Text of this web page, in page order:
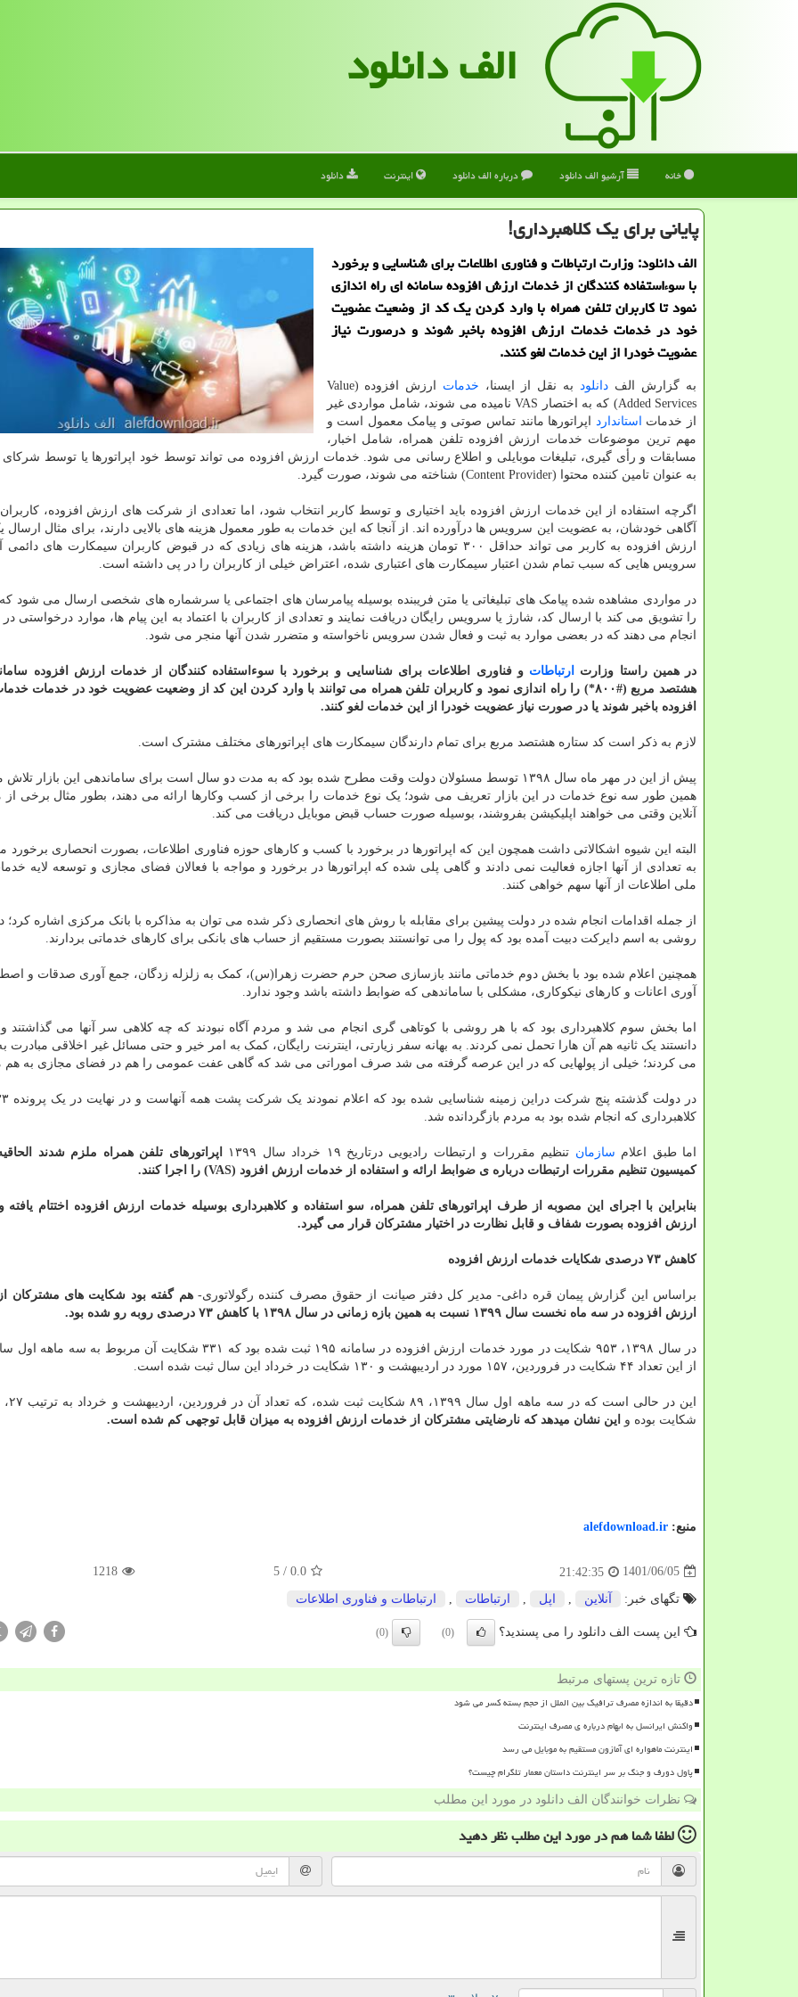
الف دانلود
خانه آرشیو الف دانلود درباره الف دانلود اینترنت دانلود
پایانی برای یک کلاهبرداری!
الف دانلود: وزارت ارتباطات و فناوری اطلاعات برای شناسایی و برخورد
با سوءاستفاده کنندگان از خدمات ارزش افزوده سامانه ای راه اندازی
نمود تا کاربران تلفن همراه با وارد کردن یک کد از وضعیت عضویت
خود در خدمات خدمات ارزش افزوده باخبر شوند و درصورت نیاز
عضویت خودرا از این خدمات لغو کنند.
به گزارش الف دانلودبه نقل از ایسنا، خدمات
ارزش افزوده (Value
Added Services) که به اختصار VAS نامیده می شوند، شامل مواردی غیر
از خدمات
استاندارد اپراتورها مانند تماس صوتی و پیامک معمول است و
مهم ترین موضوعات خدمات ارزش افزوده تلفن همراه، شامل اخبار،
مسابقات و رأی گیری، تبلیغات موبایلی و اطلاع رسانی می شود. خدمات ارزش افزوده می تواند توسط خود اپراتورها یا توسط شرکای
به عنوان تامین کننده محتوا (Content Provider) شناخته می شوند، صورت گیرد.
اگرچه استفاده از این خدمات ارزش افزوده باید اختیاری و توسط کاربر انتخاب شود، اما تعدادی از شرکت های ارزش افزوده،
آگاهی خودشان، به عضویت این سرویس ها درآورده اند. از آنجا که این خدمات به طور معمول هزینه های بالایی دارند، برای مثال ارسال
ارزش افزوده به کاربر می تواند حداقل ۳۰۰ تومان هزینه داشته باشد، هزینه های زیادی که در قبوض کاربران سیمکارت های
سرویس هایی که سبب تمام شدن اعتبار سیمکارت های اعتباری شده، اعتراض خیلی از کاربران را در پی داشته است.
در مواردی مشاهده شده پیامک های تبلیغاتی یا متن فریبنده بوسیله پیامرسان های اجتماعی یا سرشماره های شخصی ارسال می شود که
را تشویق می کند با ارسال کد، شارژ یا سرویس رایگان دریافت نمایند و تعدادی از کاربران با اعتماد به این پیام ها، موارد درخواستی در
انجام می دهند که در بعضی موارد به ثبت و فعال شدن سرویس ناخواسته و متضرر شدن آنها منجر می شود.
در همین راستا وزارت ارتباطات و فناوری اطلاعات برای شناسایی و برخورد با سوءاستفاده کنندگان از خدمات ارزش افزوده
هشتصد مربع (#۸۰۰*) را راه اندازی نمود و کاربران تلفن همراه می توانند با وارد کردن این کد از وضعیت عضویت خود در خدمات
افزوده باخبر شوند یا در صورت نیاز عضویت خودرا از این خدمات لغو کنند.
لازم به ذکر است کد ستاره هشتصد مربع برای تمام دارندگان سیمکارت های اپراتورهای مختلف مشترک است.
پیش از این در مهر ماه سال ۱۳۹۸ توسط مسئولان دولت وقت مطرح شده بود که به مدت دو سال است برای ساماندهی این بازار
همین طور سه نوع خدمات در این بازار تعریف می شود؛ یک نوع خدمات را برخی از کسب وکارها ارائه می دهند، بطور مثال برخی از
آنلاین وقتی می خواهند اپلیکیشن بفروشند، بوسیله صورت حساب قبض موبایل دریافت می کند.
البته این شیوه اشکالاتی داشت همچون این که اپراتورها در برخورد با کسب و کارهای حوزه فناوری اطلاعات، بصورت انحصاری برخورد
به تعدادی از آنها اجازه فعالیت نمی دادند و گاهی پلی شده که اپراتورها در برخورد و مواجه با فعالان فضای مجازی و توسعه لایه
ملی اطلاعات از آنها سهم خواهی کنند.
از جمله اقدامات انجام شده در دولت پیشین برای مقابله با روش های انحصاری ذکر شده می توان به مذاکره با بانک مرکزی اشاره کرد؛
روشی به اسم دایرکت دبیت آمده بود که پول را می توانستند بصورت مستقیم از حساب های بانکی برای کارهای خدماتی بردارند.
همچنین اعلام شده بود با بخش دوم خدماتی مانند بازسازی صحن حرم حضرت زهرا(س)، کمک به زلزله زدگان، جمع آوری صدقات و
آوری اعانات و کارهای نیکوکاری، مشکلی با ساماندهی که ضوابط داشته باشد وجود ندارد.
اما بخش سوم کلاهبرداری بود که با هر روشی با کوتاهی گری انجام می شد و مردم آگاه نبودند که چه کلاهی سر آنها می گذاشتند
دانستند یک ثانیه هم آن هارا تحمل نمی کردند. به بهانه سفر زیارتی، اینترنت رایگان، کمک به امر خیر و حتی مسائل غیر اخلاقی مبادرت
می کردند؛ خیلی از پولهایی که در این عرصه گرفته می شد صرف اموراتی می شد که گاهی عفت عمومی را هم در فضای مجازی به هم
کلاهبرداری که انجام شده بود به مردم بازگردانده شد.
اما طبق اعلام سازمان تنظیم مقررات و ارتبطات رادیویی درتاریخ ۱۹ خرداد سال ۱۳۹۹
اپراتورهای تلفن همراه ملزم شدند
کمیسیون تنظیم مقررات ارتبطات درباره ی ضوابط ارائه و استفاده از خدمات ارزش افزود (VAS) را اجرا کنند.
بنابراین با اجرای این مصوبه از طرف اپراتورهای تلفن همراه، سو استفاده و کلاهبرداری بوسیله خدمات ارزش افزوده اختتام
ارزش افزوده بصورت شفاف و قابل نظارت در اختیار مشترکان قرار می گیرد.
کاهش ۷۳ درصدی شکایات خدمات ارزش افزوده
براساس این گزارش پیمان قره داغی- مدیر کل دفتر صیانت از حقوق مصرف کننده رگولاتوری-هم گفته بود شکایت های مشترکان
ارزش افزوده در سه ماه نخست سال ۱۳۹۹ نسبت به همین بازه زمانی در سال ۱۳۹۸ با کاهش ۷۳ درصدی روبه رو شده بود.
در سال ۱۳۹۸، ۹۵۳ شکایت در مورد خدمات ارزش افزوده در سامانه ۱۹۵ ثبت شده بود که ۳۳۱ شکایت آن مربوط
از این تعداد ۴۴ شکایت در فروردین، ۱۵۷ مورد در اردیبهشت و ۱۳۰ شکایت در خرداد این سال ثبت شده است.
شکایت بوده و این نشان میدهد که نارضایتی مشترکان از خدمات ارزش افزوده به میزان قابل توجهی کم شده است.
منبع: alefdownload.ir
1401/06/05
21:42:35
0.0
/ 5
1218
تگهای خبر: آنلاین اپل ارتباطات ارتباطات و فناوری اطلاعات
این پست الف دانلود را می پسندید؟ (0)
(0)
تازه ترین پستهای مرتبط
دقیقا به اندازه مصرف ترافیک بین الملل از حجم بسته کسر می شود
واکنش ایرانسل به ابهام درباره ی مصرف اینترنت
اینترنت ماهواره ای آمازون مستقیم به موبایل می رسد
پاول دورف و جنگ بر سر اینترنت داستان معمار تلگرام چیست؟
نظرات خوانندگان الف دانلود در مورد این مطلب
لطفا شما همدر مورد این مطلبنظر دهید